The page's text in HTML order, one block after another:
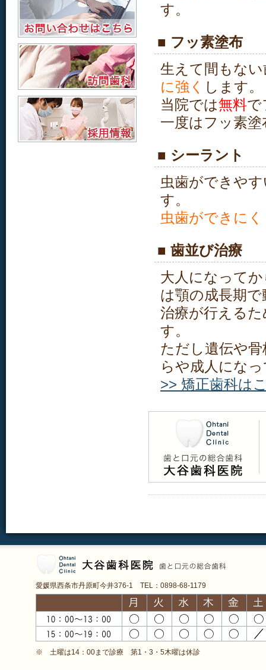
す。
■ フッ素塗布
生えて間もな
に強く します。
当院では無料で
一度はフッ素
■ シーラント
虫歯ができや
す。
虫歯ができに
■ 歯並び治療
大人になって
は顎の成長期
治療が行えるた
す。
ただし遺伝や
らや成人にな
>> 矯正歯科は
愛媛県西条市丹原町今井376-1 TEL：0898-68-1179
※ 土曜は14：00まで診療 第1・3・5木曜は休診